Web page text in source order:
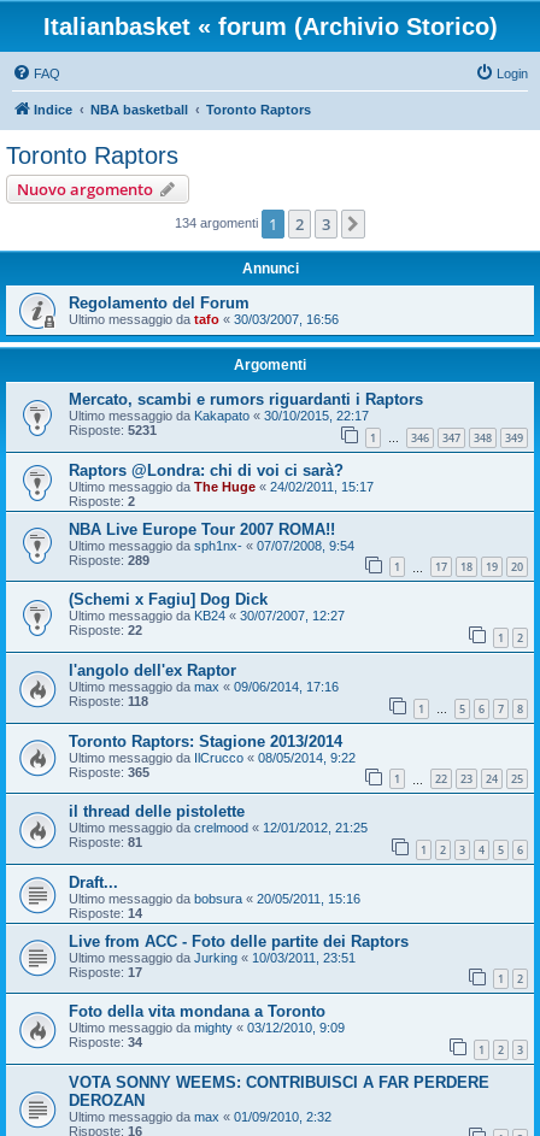
Italianbasket « forum (Archivio Storico)
FAQ Login
Indice NBA basketball Toronto Raptors
Toronto Raptors
Nuovo argomento
134 argomenti 1 2 3
Annunci
Regolamento del Forum
Ultimo messaggio da tafo « 30/03/2007, 16:56
Argomenti
Mercato, scambi e rumors riguardanti i Raptors
Ultimo messaggio da Kakapato « 30/10/2015, 22:17
Risposte: 5231 1 … 346 347 348 349
Raptors @Londra: chi di voi ci sarà?
Ultimo messaggio da The Huge « 24/02/2011, 15:17
Risposte: 2
NBA Live Europe Tour 2007 ROMA!!
Ultimo messaggio da sph1nx- « 07/07/2008, 9:54
Risposte: 289 1 17 18 19 20
(Schemi x Fagiu] Dog Dick
Ultimo messaggio da KB24 « 30/07/2007, 12:27
Risposte: 22 1 2
l'angolo dell'ex Raptor
Ultimo messaggio da max « 09/06/2014, 17:16
Risposte: 118 1 … 5 6 7 8
Toronto Raptors: Stagione 2013/2014
Ultimo messaggio da IlCrucco « 08/05/2014, 9:22
Risposte: 365 1 22 23 24 25
il thread delle pistolette
Ultimo messaggio da crelmood « 12/01/2012, 21:25
Risposte: 81 1 2 3 4 5 6
Draft...
Ultimo messaggio da bobsura « 20/05/2011, 15:16
Risposte: 14
Live from ACC - Foto delle partite dei Raptors
Ultimo messaggio da Jurking « 10/03/2011, 23:51
Risposte: 17 1 2
Foto della vita mondana a Toronto
Ultimo messaggio da mighty « 03/12/2010, 9:09
Risposte: 34 1 2 3
VOTA SONNY WEEMS: CONTRIBUISCI A FAR PERDERE
DEROZAN
Ultimo messaggio da max « 01/09/2010, 2:32
Risposte: 16